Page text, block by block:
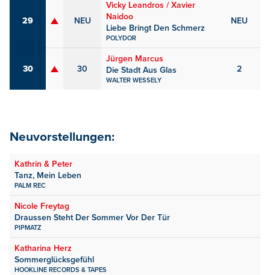
29 NEU
Vicky Leandros / Xavier
Naidoo
Liebe Bringt Den Schmerz
POLYDOR
NEU
30 30
Jürgen Marcus
Die Stadt Aus Glas
WALTER WESSELY
2
Neuvorstellungen:
Kathrin & Peter
Tanz, Mein Leben
PALM REC
Nicole Freytag
Draussen Steht Der Sommer Vor Der Tür
PIPMATZ
Katharina Herz
Sommerglücksgefühl
HOOKLINE RECORDS & TAPES